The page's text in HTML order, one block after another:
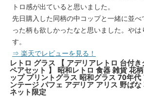
トロ感が出ていると思いました。
先日購入した同柄の中コップと一緒に並
った柄も欲しかったなと思いました。やは
す。
⇒ 楽天でレビューを見る！
レトロ グラス 【 アデリアレトロ 台付
ペアセット 】 昭和レトロ 食器 雑貨 花
ップ プリントグラス 昭和グラス 70年代
ンテージ パフェ アデリア アリス 野ばな
ネット限定